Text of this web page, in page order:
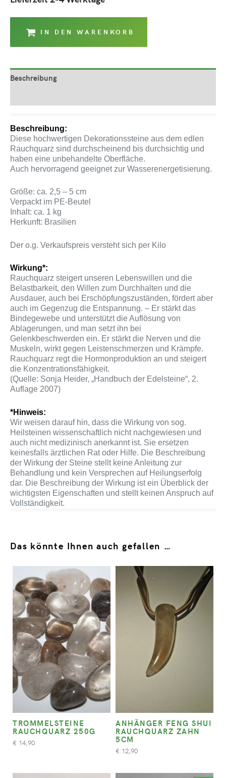
IN DEN WARENKORB
Beschreibung
Beschreibung:
Diese hochwertigen Dekorationssteine aus dem edlen
Rauchquarz sind durchscheinend bis durchsichtig und
haben eine unbehandelte Oberfläche.
Auch hervorragend geeignet zur Wasserenergetisierung.
Größe: ca. 2,5 – 5 cm
Verpackt im PE-Beutel
Inhalt: ca. 1 kg
Herkunft: Brasilien
Der o.g. Verkaufspreis versteht sich per Kilo
Wirkung*:
Rauchquarz steigert unseren Lebenswillen und die
Belastbarkeit, den Willen zum Durchhalten und die
Ausdauer, auch bei Erschöpfungszuständen, fördert aber
auch im Gegenzug die Entspannung. – Er stärkt das
Bindegewebe und unterstützt die Auflösung von
Ablagerungen, und man setzt ihn bei
Gelenkbeschwerden ein. Er stärkt die Nerven und die
Muskeln, wirkt gegen Leistenschmerzen und Krämpfe.
Rauchquarz regt die Hormonproduktion an und steigert
die Konzentrationsfähigkeit.
(Quelle: Sonja Heider, „Handbuch der Edelsteine“, 2.
Auflage 2007)
*Hinweis:
Wir weisen darauf hin, dass die Wirkung von sog.
Heilsteinen wissenschaftlich nicht nachgewiesen und
auch nicht medizinisch anerkannt ist. Sie ersetzen
keinesfalls ärztlichen Rat oder Hilfe. Die Beschreibung
der Wirkung der Steine stellt keine Anleitung zur
Behandlung und kein Versprechen auf Heilungserfolg
dar. Die Beschreibung der Wirkung ist ein Überblick der
wichtigsten Eigenschaften und stellt keinen Anspruch auf
Vollständigkeit.
Das könnte Ihnen auch gefallen …
TROMMELSTEINE
RAUCHQUARZ 250G
€ 14,90
ANHÄNGER FENG SHUI
RAUCHQUARZ ZAHN
5CM
€ 12,90